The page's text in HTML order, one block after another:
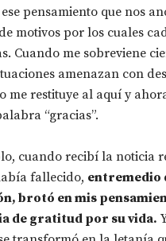
ese pensamiento que nos
motivos por los cuales
Cuando me sobreviene
amenazan con
me restituye al aquí y
“gracias”.
cuando recibí la noticia
fallecido, entremedio
brotó en mis
de gratitud por su vida.